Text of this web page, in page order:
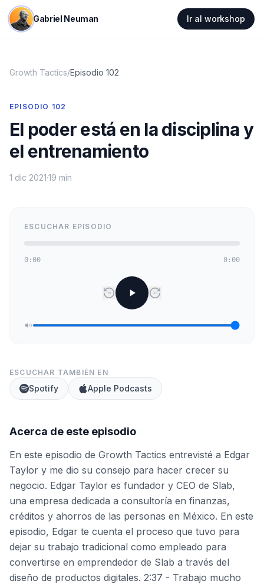
Gabriel Neuman Ir al workshop
Growth Tactics/Episodio 102
EPISODIO 102
El poder está en la disciplina y
el entrenamiento
1 dic 2021·19 min
ESCUCHAR EPISODIO
0:00 0:00
15 30
ESCUCHAR TAMBIÉN EN
Spotify Apple Podcasts
Acerca de este episodio
En este episodio de Growth Tactics entrevisté a Edgar
Taylor y me dio su consejo para hacer crecer su
negocio. Edgar Taylor es fundador y CEO de Slab,
una empresa dedicada a consultoría en finanzas,
créditos y ahorros de las personas en México. En este
episodio, Edgar te cuenta el proceso que tuvo para
dejar su trabajo tradicional como empleado para
convertirse en emprendedor de Slab a través del
diseño de productos digitales. 2:37 - Trabajo mucho